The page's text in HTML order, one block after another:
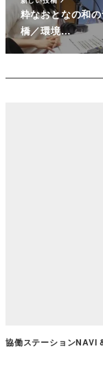
粋なおとなの和
橋／環境…
協働ステーションNAVI